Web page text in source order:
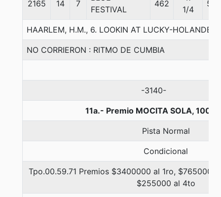
2165 14 7
FESTIVAL
462
1/4
55
HAARLEM, H.M., 6. LOOKIN AT LUCKY-
NO CORRIERON : RITMO DE CUMBIA
-3140-
11a.- Premio MOCITA SOLA, 1000
Pista Normal
Condicional
Tpo.00.59.71 Premios $3400000 al 1ro, $765000
$255000 al 4to